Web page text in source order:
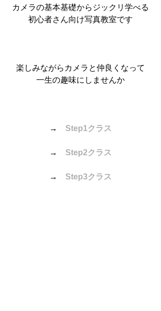
カメラの基本基礎からジックリ学べる
初心者さん向け写真教室です
楽しみながらカメラと仲良くなって
一生の趣味にしませんか
→ Step1クラス
→ Step2クラス
→ Step3クラス